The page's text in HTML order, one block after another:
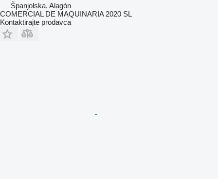
Španjolska, Alagón
COMERCIAL DE MAQUINARIA 2020 SL
Kontaktirajte prodavca